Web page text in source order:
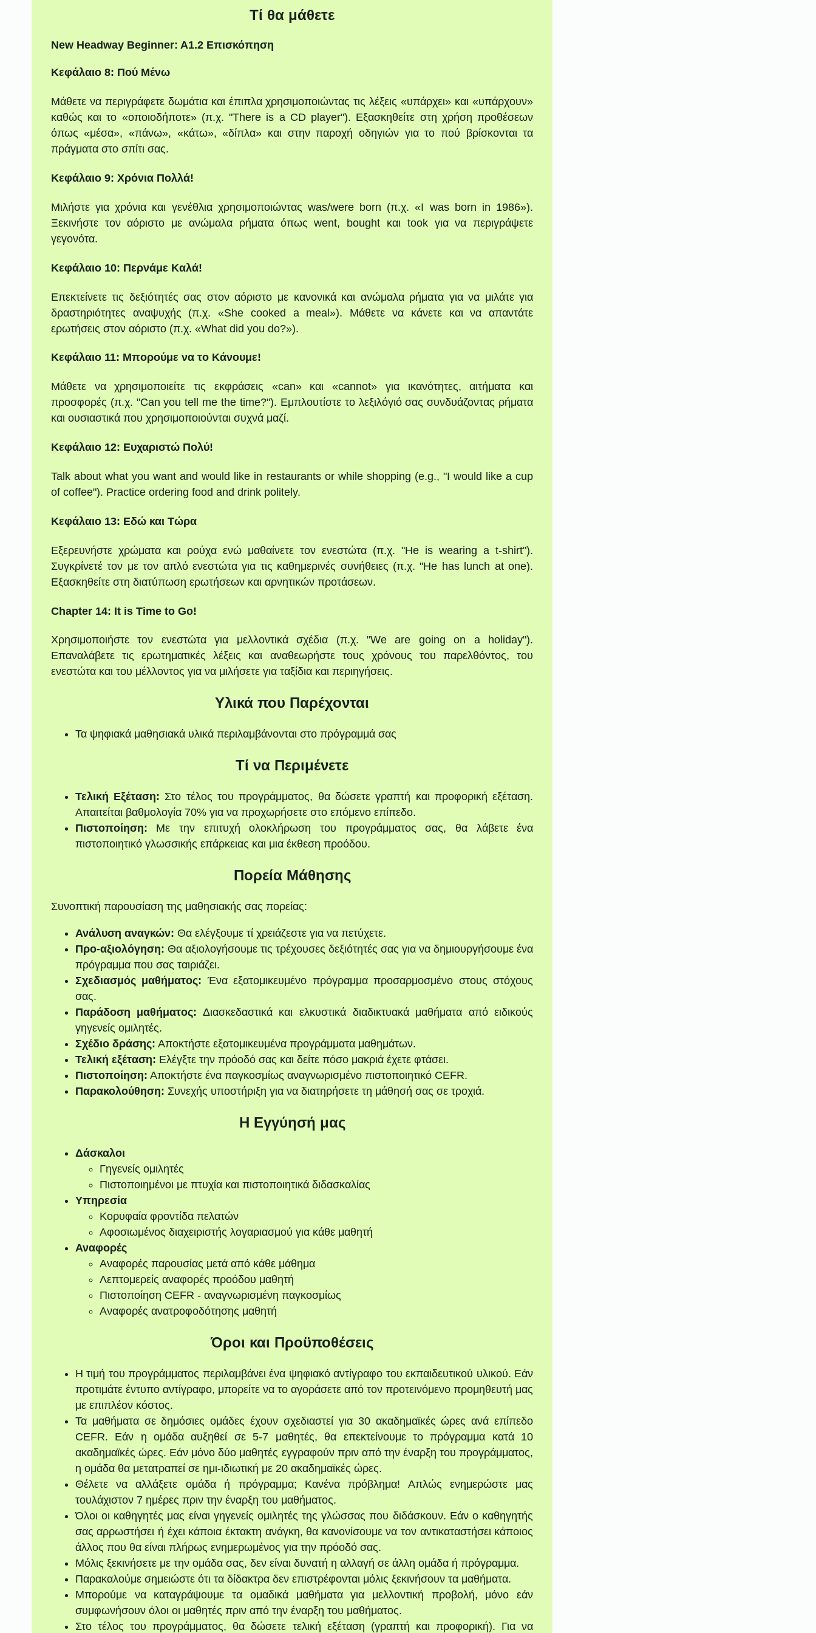
Τί θα μάθετε
New Headway Beginner: A1.2 Επισκόπηση
Κεφάλαιο 8: Πού Μένω
Μάθετε να περιγράφετε δωμάτια και έπιπλα χρησιμοποιώντας τις λέξεις «υπάρχει» και «υπάρχουν»
καθώς και το «οποιοδήποτε» (π.χ. "There is a CD player"). Εξασκηθείτε στη χρήση προθέσεων
όπως «μέσα», «πάνω», «κάτω», «δίπλα» και στην παροχή οδηγιών για το πού βρίσκονται τα
πράγματα στο σπίτι σας.
Κεφάλαιο 9: Χρόνια Πολλά!
Μιλήστε για χρόνια και γενέθλια χρησιμοποιώντας was/were born (π.χ. «I was born in 1986»).
Ξεκινήστε τον αόριστο με ανώμαλα ρήματα όπως went, bought και took για να περιγράψετε
γεγονότα.
Κεφάλαιο 10: Περνάμε Καλά!
Επεκτείνετε τις δεξιότητές σας στον αόριστο με κανονικά και ανώμαλα ρήματα για να μιλάτε για
δραστηριότητες αναψυχής (π.χ. «She cooked a meal»). Μάθετε να κάνετε και να απαντάτε
ερωτήσεις στον αόριστο (π.χ. «What did you do?»).
Κεφάλαιο 11: Μπορούμε να το Κάνουμε!
Μάθετε να χρησιμοποιείτε τις εκφράσεις «can» και «cannot» για ικανότητες, αιτήματα και
προσφορές (π.χ. "Can you tell me the time?"). Εμπλουτίστε το λεξιλόγιό σας συνδυάζοντας ρήματα
και ουσιαστικά που χρησιμοποιούνται συχνά μαζί.
Κεφάλαιο 12: Ευχαριστώ Πολύ!
Talk about what you want and would like in restaurants or while shopping (e.g., "I would like a cup
of coffee"). Practice ordering food and drink politely.
Κεφάλαιο 13: Εδώ και Τώρα
Εξερευνήστε χρώματα και ρούχα ενώ μαθαίνετε τον ενεστώτα (π.χ. "He is wearing a t-shirt").
Συγκρίνετέ τον με τον απλό ενεστώτα για τις καθημερινές συνήθειες (π.χ. "He has lunch at one).
Εξασκηθείτε στη διατύπωση ερωτήσεων και αρνητικών προτάσεων.
Chapter 14: It is Time to Go!
Χρησιμοποιήστε τον ενεστώτα για μελλοντικά σχέδια (π.χ. "We are going on a holiday").
Επαναλάβετε τις ερωτηματικές λέξεις και αναθεωρήστε τους χρόνους του παρελθόντος, του
ενεστώτα και του μέλλοντος για να μιλήσετε για ταξίδια και περιηγήσεις.
Υλικά που Παρέχονται
Τα ψηφιακά μαθησιακά υλικά περιλαμβάνονται στο πρόγραμμά σας
Τί να Περιμένετε
Τελική Εξέταση: Στο τέλος του προγράμματος, θα δώσετε γραπτή και προφορική εξέταση.
Απαιτείται βαθμολογία 70% για να προχωρήσετε στο επόμενο επίπεδο.
Πιστοποίηση: Με την επιτυχή ολοκλήρωση του προγράμματος σας, θα λάβετε ένα
πιστοποιητικό γλωσσικής επάρκειας και μια έκθεση προόδου.
Πορεία Μάθησης
Συνοπτική παρουσίαση της μαθησιακής σας πορείας:
Ανάλυση αναγκών: Θα ελέγξουμε τί χρειάζεστε για να πετύχετε.
Προ-αξιολόγηση: Θα αξιολογήσουμε τις τρέχουσες δεξιότητές σας για να δημιουργήσουμε ένα
πρόγραμμα που σας ταιριάζει.
Σχεδιασμός μαθήματος: Ένα εξατομικευμένο πρόγραμμα προσαρμοσμένο στους στόχους
σας.
Παράδοση μαθήματος: Διασκεδαστικά και ελκυστικά διαδικτυακά μαθήματα από ειδικούς
γηγενείς ομιλητές.
Σχέδιο δράσης: Αποκτήστε εξατομικευμένα προγράμματα μαθημάτων.
Τελική εξέταση: Ελέγξτε την πρόοδό σας και δείτε πόσο μακριά έχετε φτάσει.
Πιστοποίηση: Αποκτήστε ένα παγκοσμίως αναγνωρισμένο πιστοποιητικό CEFR.
Παρακολούθηση: Συνεχής υποστήριξη για να διατηρήσετε τη μάθησή σας σε τροχιά.
Η Εγγύησή μας
Δάσκαλοι
Γηγενείς ομιλητές
Πιστοποιημένοι με πτυχία και πιστοποιητικά διδασκαλίας
Υπηρεσία
Κορυφαία φροντίδα πελατών
Αφοσιωμένος διαχειριστής λογαριασμού για κάθε μαθητή
Αναφορές
Αναφορές παρουσίας μετά από κάθε μάθημα
Λεπτομερείς αναφορές προόδου μαθητή
Πιστοποίηση CEFR - αναγνωρισμένη παγκοσμίως
Αναφορές ανατροφοδότησης μαθητή
Όροι και Προϋποθέσεις
Η τιμή του προγράμματος περιλαμβάνει ένα ψηφιακό αντίγραφο του εκπαιδευτικού υλικού. Εάν
προτιμάτε έντυπο αντίγραφο, μπορείτε να το αγοράσετε από τον προτεινόμενο προμηθευτή μας
με επιπλέον κόστος.
Τα μαθήματα σε δημόσιες ομάδες έχουν σχεδιαστεί για 30 ακαδημαϊκές ώρες ανά επίπεδο
CEFR. Εάν η ομάδα αυξηθεί σε 5-7 μαθητές, θα επεκτείνουμε το πρόγραμμα κατά 10
ακαδημαϊκές ώρες. Εάν μόνο δύο μαθητές εγγραφούν πριν από την έναρξη του προγράμματος,
η ομάδα θα μετατραπεί σε ημι-ιδιωτική με 20 ακαδημαϊκές ώρες.
Θέλετε να αλλάξετε ομάδα ή πρόγραμμα; Κανένα πρόβλημα! Απλώς ενημερώστε μας
τουλάχιστον 7 ημέρες πριν την έναρξη του μαθήματος.
Όλοι οι καθηγητές μας είναι γηγενείς ομιλητές της γλώσσας που διδάσκουν. Εάν ο καθηγητής
σας αρρωστήσει ή έχει κάποια έκτακτη ανάγκη, θα κανονίσουμε να τον αντικαταστήσει κάποιος
άλλος που θα είναι πλήρως ενημερωμένος για την πρόοδό σας.
Μόλις ξεκινήσετε με την ομάδα σας, δεν είναι δυνατή η αλλαγή σε άλλη ομάδα ή πρόγραμμα.
Παρακαλούμε σημειώστε ότι τα δίδακτρα δεν επιστρέφονται μόλις ξεκινήσουν τα μαθήματα.
Μπορούμε να καταγράψουμε τα ομαδικά μαθήματα για μελλοντική προβολή, μόνο εάν
συμφωνήσουν όλοι οι μαθητές πριν από την έναρξη του μαθήματος.
Στο τέλος του προγράμματος, θα δώσετε τελική εξέταση (γραπτή και προφορική). Για να